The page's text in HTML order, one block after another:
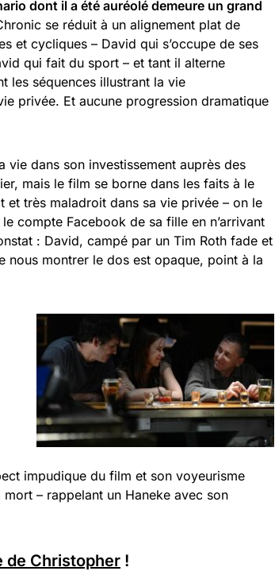
dont il a été auréolé demeure un grand
se réduit à un alignement plat de
et cycliques – David qui s’occupe de ses
qui fait du sport – et tant il alterne
les séquences illustrant la vie
privée. Et aucune progression dramatique
dans son investissement auprès des
mais le film se borne dans les faits à le
et très maladroit dans sa vie privée – on le
compte Facebook de sa fille en n’arrivant
: David, campé par un Tim Roth fade et
nous montrer le dos est opaque, point à la
impudique du film et son voyeurisme
– rappelant un Haneke avec son
de Christopher !